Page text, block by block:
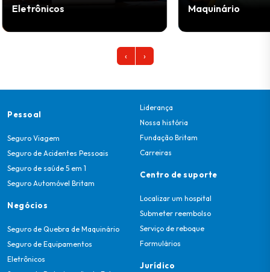
‹ ›
Pessoal
Seguro Viagem
Seguro de Acidentes Pessoais
Seguro de saúde 5 em 1
Seguro Automóvel Britam
Negócios
Seguro de Quebra de Maquinário
Seguro de Equipamentos
Eletrônicos
Liderança
Nossa história
Fundação Britam
Carreiras
Centro de suporte
Localizar um hospital
Submeter reembolso
Serviço de reboque
Formulários
Jurídico